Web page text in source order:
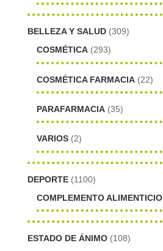
BELLEZA Y SALUD (309)
COSMÉTICA (293)
COSMÉTICA FARMACIA (22)
PARAFARMACIA (35)
VARIOS (2)
DEPORTE (1100)
COMPLEMENTO ALIMENTICIO
ESTADO DE ÁNIMO (108)